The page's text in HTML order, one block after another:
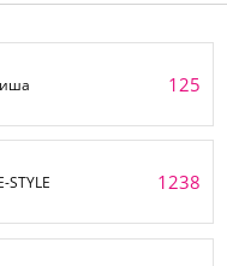
125
STYLE 1238